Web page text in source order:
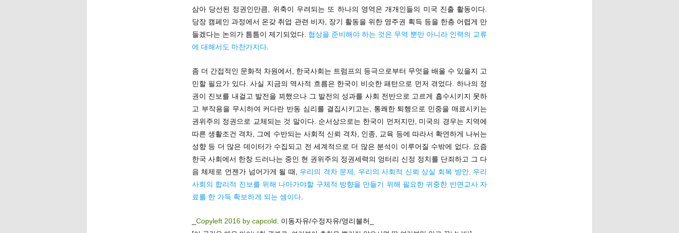
삼아 당선된 정권인만큼, 위축이 우려되는 또 하나의 영역은 개개인들의 미국 진출 활동이다.
당장 캠페인 과정에서 온갖 취업 관련 비자, 장기 활동을 위한 영주권 획득 등을 한층 어렵게 만
들겠다는 논의가 틈틈이 제기되었다. 협상을 준비해야 하는 것은 무역 뿐만 아니라 인력의 교류
에 대해서도 마찬가지다.
좀 더 간접적인 문화적 차원에서, 한국사회는 트럼프의 등극으로부터 무엇을 배울 수 있을지 고
민할 필요가 있다. 사실 지금의 역사적 흐름은 한국이 비슷한 패턴으로 먼저 겪었다. 하나의 정
권이 진보를 내걸고 발전을 꾀했으나 그 발전의 성과를 사회 전반으로 고르게 흡수시키지 못하
고 부작용을 무시하여 커다란 반동 심리를 결집시키고는, 통쾌한 퇴행으로 민중을 매료시키는
권위주의 정권으로 교체되는 것 말이다. 순서상으로는 한국이 먼저지만, 미국의 경우는 지역에
따른 생활조건 격차, 그에 수반되는 사회적 신뢰 격차, 인종, 교육 등에 따라서 확연하게 나뉘는
성향 등 더 많은 데이터가 수집되고 전 세계적으로 더 많은 분석이 이루어질 수밖에 없다. 요즘
한국 사회에서 한창 드러나는 중인 현 권위주의 정권세력의 엉터리 신정 정치를 단죄하고 그 다
음 체제로 언젠가 넘어가게 될 때, 우리의 격차 문제, 우리의 사회적 신뢰 상실 회복 방안, 우리
사회의 합리적 진보를 위해 나아가야할 구체적 방향을 만들기 위해 필요한 귀중한 반면교사 자
료를 한 가득 확보하게 되는 셈이다.
Copyleft 2016 by capcold . 이동자유/수정자유/영리불허_